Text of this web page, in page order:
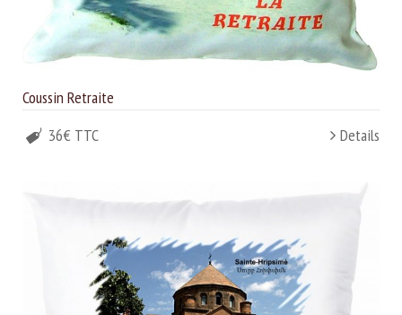
Coussin Retraite
36€ TTC
Details